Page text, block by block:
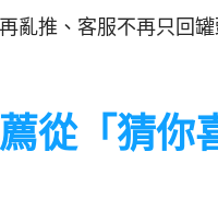
亂推、客服不再只回
從「猜你